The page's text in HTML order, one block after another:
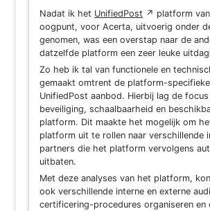
Nadat ik het UnifiedPost ↗ platform
oogpunt, voor Acerta, uitvoerig onder
genomen, was een overstap naar de
datzelfde platform een zeer leuke
Zo heb ik tal van functionele en
gemaakt omtrent de platform-
UnifiedPost aanbod. Hierbij lag de
beveiliging, schaalbaarheid en
platform. Dit maakte het mogelijk om
platform uit te rollen naar verschillende
partners die het platform vervolgens
uitbaten.
Met deze analyses van het platform,
ook verschillende interne en externe
certificering-procedures organiseren en